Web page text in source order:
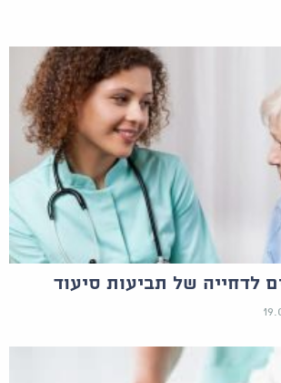
לדחייה של תביעות סיעוד